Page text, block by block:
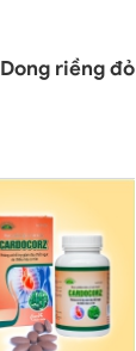
riềng đỏ